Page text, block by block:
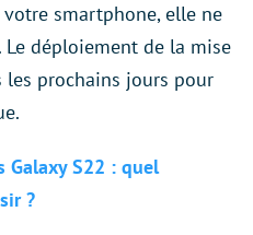
votre smartphone, elle ne
déploiement de la mise
prochains jours pour
Galaxy S22 : quel
?